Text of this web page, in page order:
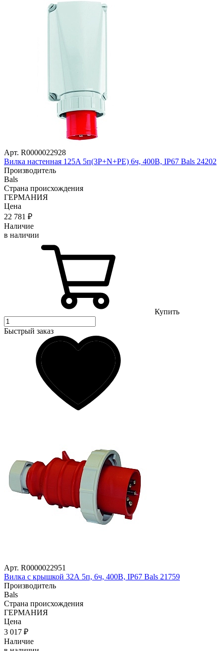
Арт. R0000022928
Вилка настенная 125A 5п(3P+N+PE) 6ч, 400В, IP67 Bals 24202
Производитель
Bals
Страна происхождения
ГЕРМАНИЯ
Цена
22 781 ₽
Наличие
в наличии
Купить
Быстрый заказ
Арт. R0000022951
Вилка с крышкой 32А 5п, 6ч, 400В, IP67 Bals 21759
Производитель
Bals
Страна происхождения
ГЕРМАНИЯ
Цена
3 017 ₽
Наличие